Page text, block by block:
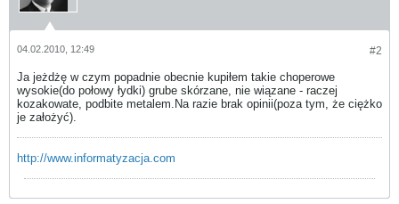
#2
04.02.2010, 12:49
Ja jeżdżę w czym popadnie obecnie kupiłem takie choperowe
wysokie(do połowy łydki) grube skórzane, nie wiązane - raczej
kozakowate, podbite metalem.Na razie brak opinii(poza tym, że ciężko
je założyć).
http://www.informatyzacja.com